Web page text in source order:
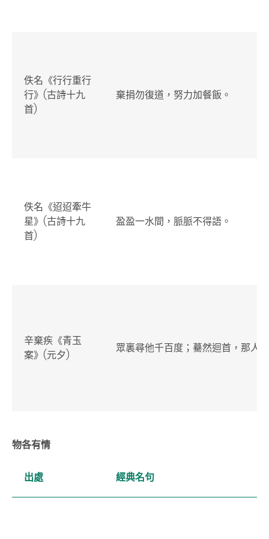
佚名《行行重行
行》(古詩十九
首)
棄捐勿復道，努力加餐飯。
佚名《迢迢牽牛
星》(古詩十九
首)
盈盈一水間，脈脈不得語。
辛棄疾《青玉
案》(元夕)
眾裏尋他千百度；驀然迴首，那人
物各有情
出處 經典名句